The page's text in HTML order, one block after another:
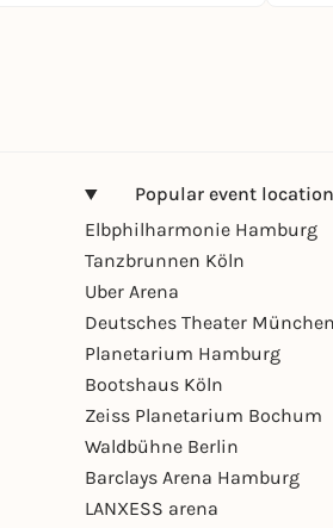
Popular event
Elbphilharmonie Hamburg
Tanzbrunnen Köln
Uber Arena
Deutsches Theater
Planetarium Hamburg
Bootshaus Köln
Zeiss Planetarium Bochum
Waldbühne Berlin
Barclays Arena Hamburg
LANXESS arena